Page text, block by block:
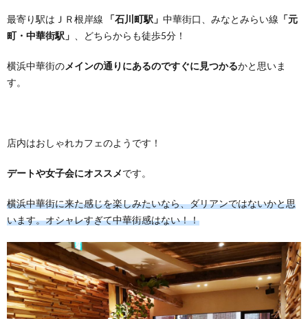
最寄り駅はＪＲ根岸線 「石川町駅」 中華街口、みなとみらい線 「元
町・中華街駅」
、どちらからも徒歩5分！
横浜中華街のメインの通りにあるのですぐに見つかるかと思いま
す。
店内はおしゃれカフェのようです！
デートや女子会にオススメです。
横浜中華街に来た感じを楽しみたいなら、ダリアンではないかと思
います。オシャレすぎて中華街感はない！！